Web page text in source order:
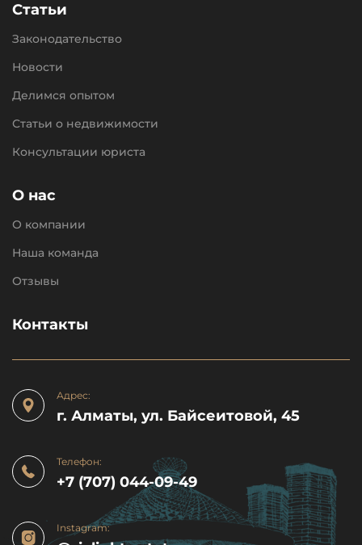
Статьи
Законодательство
Новости
Делимся опытом
Статьи о недвижимости
Консультации юриста
О нас
О компании
Наша команда
Отзывы
Контакты
Адрес:
г. Алматы, ул. Байсеитовой, 45
Телефон:
+7 (707) 044-09-49
Instagram: